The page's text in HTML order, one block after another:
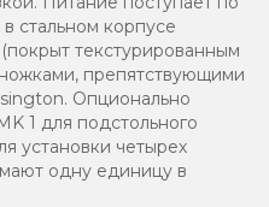
стальном корпусе
текстурированным
препятствующими
Опционально
1 для подстольного
установки четырех
одну единицу в